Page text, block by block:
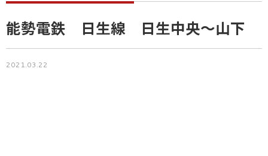
能勢電鉄 日生線 日生中央～山下
2021.03.22